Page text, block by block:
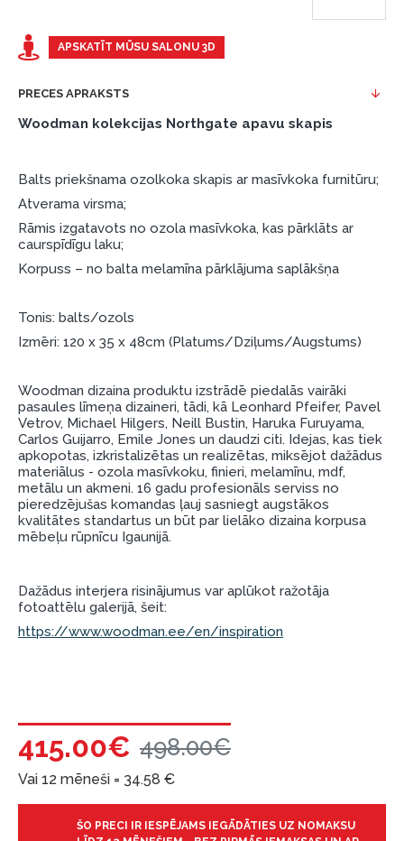
Piemērs: Preces cena 300 €, termiņš: 12 mēneši,
pirmā iemaksa: 0 €, ikmēneša maksājums: 25 €,
salonu Dārzciema ielā 91, Rīga, Latvija.
ESTO LV AS (Dokumentu noformēšanai
nepieciešams Smart-ID, eParaksts eID, eParaksts
eID mobile, ESTO konts vai banka Swedbank,
Luminor, SEB vai Citadele).
Līzinga līgumu drīkst parakstīt tikai tā persona,
kura ir norādīta kredīta saņemšanas līgumā.
Pirms kredīta noformēšanas, lūdzam iepazīties ar
preču piegādes noteikumiem, kā arī
garantijas un atgriesanas noteikumiem.
Finansiālā atbildība:
Aicinām aizņemties atbildīgi! Pirms aizņemties,
lūdzu, izvērtējiet savas finansiālās iespējas.
APSKATĪT MŪSU SALONU 3D
PRECES APRAKSTS
Woodman kolekcijas Northgate apavu skapis
Balts priekšnama ozolkoka skapis ar masīvkoka furnitūru;
Atverama virsma;
Rāmis izgatavots no ozola masīvkoka, kas pārklāts ar
caurspīdīgu laku;
Korpuss – no balta melamīna pārklājuma saplākšņa
Tonis: balts/ozols
Izmēri: 120 x 35 x 48cm (Platums/Dziļums/Augstums)
Woodman dizaina produktu izstrādē piedalās vairāki
pasaules līmeņa dizaineri, tādi, kā Leonhard Pfeifer, Pavel
Vetrov, Michael Hilgers, Neill Bustin, Haruka Furuyama,
Carlos Guijarro, Emile Jones un daudzi citi. Idejas, kas tiek
apkopotas, izkristalizētas un realizētas, miksējot dažādus
materiālus - ozola masīvkoku, finieri, melamīnu, mdf,
metālu un akmeni. 16 gadu profesionāls serviss no
pieredzējušas komandas ļauj sasniegt augstākos
kvalitātes standartus un būt par lielāko dizaina korpusa
mēbeļu rūpnīcu Igaunijā.
Dažādus interjera risinājumus var aplūkot ražotāja
fotoattēlu galerijā, šeit:
https://www.woodman.ee/en/inspiration
415.00€ 498.00€
Vai 12 mēneši = 34.58 €
ŠO PRECI IR IESPĒJAMS IEGĀDĀTIES UZ NOMAKSU